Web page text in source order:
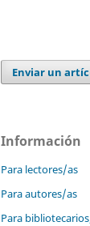
Enviar un
Información
Para lectores/as
Para autores/as
Para